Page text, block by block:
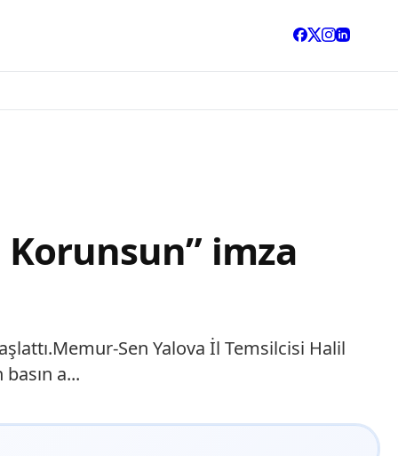
Korunsun” imza
Sen Yalova İl Temsilcisi Halil
a...